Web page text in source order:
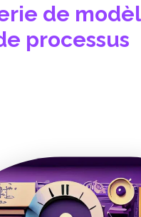
de
processus